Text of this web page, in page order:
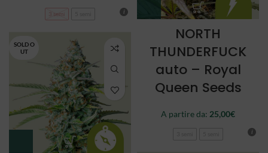
3 semi
NORTH
THUNDERFUCK
auto – Royal
Queen Seeds
A partire da: 25,00€
SOLD O
UT